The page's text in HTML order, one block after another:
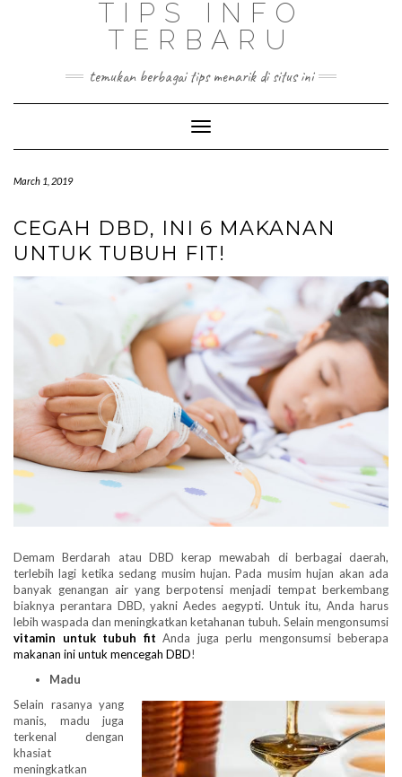
TIPS INFO
TERBARU
temukan berbagai tips menarik di situs ini
Toggle
Navigation
March 1, 2019
CEGAH DBD, INI 6 MAKANAN
UNTUK TUBUH FIT!
Demam Berdarah atau DBD kerap mewabah di berbagai daerah,
terlebih lagi ketika sedang musim hujan. Pada musim hujan akan ada
banyak genangan air yang berpotensi menjadi tempat berkembang
biaknya perantara DBD, yakni Aedes aegypti. Untuk itu, Anda harus
lebih waspada dan meningkatkan ketahanan tubuh. Selain mengonsumsi
vitamin untuk tubuh fit Anda juga perlu mengonsumsi beberapa
makanan ini untuk mencegah DBD!
Madu
Selain rasanya yang
manis, madu juga
terkenal dengan
khasiat
meningkatkan